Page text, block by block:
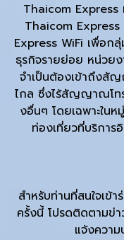
Thaicom Express
Thaicom Express
Express WiFi เพื่อกลุ่
ธุรกิจรายย่อย หน่วย
จำเป็นต้องเข้าถึงสั
ไกล ซึ่งไร้สัญญาณโท
งอื่นๆ โดยเฉพาะใน
ท่องเที่ยวที่บริการ
สำหรับท่านที่สนใจเข้
ครั้งนี้ โปรดติดตามข่
แจ้งความ